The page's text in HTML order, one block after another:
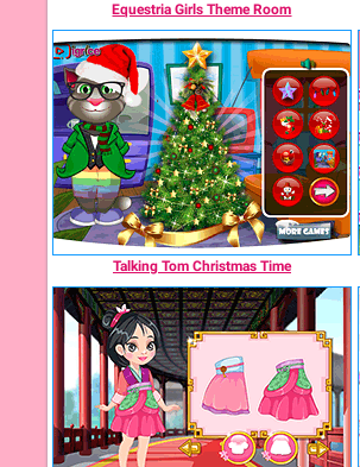
Equestria Girls Theme Room
Talking Tom Christmas Time